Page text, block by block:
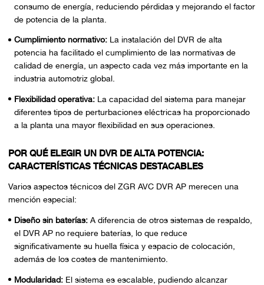
consumo de energía, reduciendo pérdidas y mejorando el factor
de potencia de la planta.
Cumplimiento normativo:La instalación del DVR de alta
potencia ha facilitado el cumplimiento de las normativas de
calidad de energía, un aspecto cada vez más importante en la
industria automotriz global.
Flexibilidad operativa:La capacidad del sistema para manejar
diferentes tipos de perturbaciones eléctricas ha proporcionado
a la planta una mayor flexibilidad en sus operaciones.
POR QUÉ ELEGIR UN DVR DE ALTA POTENCIA:
CARACTERÍSTICAS TÉCNICAS DESTACABLES
Varios aspectos técnicos del ZGR AVC DVR AP merecen una
mención especial:
Diseño sin baterías:A diferencia de otros sistemas de respaldo,
el DVR AP no requiere baterías, lo que reduce
significativamente su huella física y espacio de colocación,
además de los costes de mantenimiento.
Modularidad:El sistema es escalable, pudiendo alcanzar